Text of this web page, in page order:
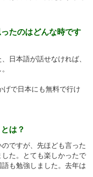
たのはどんな時です
日本語が話せなければ、
げで日本にも無料で行け
は？
ですが、先ほども言った
た。とても楽しかったで
も勉強しました。去年は